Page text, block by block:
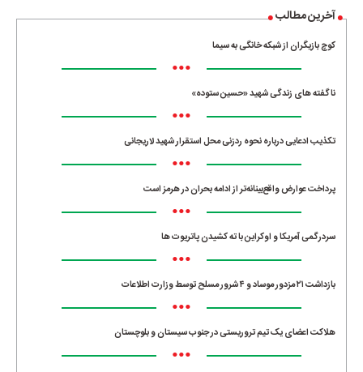
آخرین مطالب
کوچ بازیگران از شبکه خانگی به سیما
•••
ناگفته های زندگی شهید «حسین ستوده»
•••
تکذیب ادعایی درباره نحوه ردزنی محل استقرار شهید لاریجانی
•••
پرداخت عوارض واقع‌بینانه‌تر از ادامه بحران در هرمز است
•••
سردرگمی آمریکا و اوکراین با ته کشیدن پاتریوت ها
•••
بازداشت ۲۱ مزدور موساد و ۴ شرور مسلح توسط وزارت اطلاعات
•••
هلاکت اعضای یک تیم تروریستی در جنوب سیستان و بلوچستان
•••